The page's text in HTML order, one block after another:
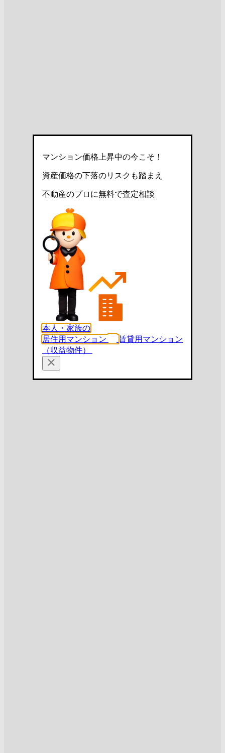
マンション価格上昇中の今こそ！
資産価格の下落のリスクも踏まえ
不動産のプロに無料で査定相談
本人・家族の
居住用マンション
賃貸用マンション
（収益物件）